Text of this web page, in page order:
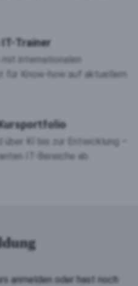
Trainer
mit internationalen
für Know-how auf aktuellem
über KI bis zur Entwicklung –
IT-Bereiche ab.
anmelden oder hast noch